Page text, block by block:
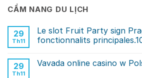
CẨM NANG DU LỊCH
29
Th11
Le slot Fruit Party sign
fonctionnalits
29
Th11
Vavada online casino w